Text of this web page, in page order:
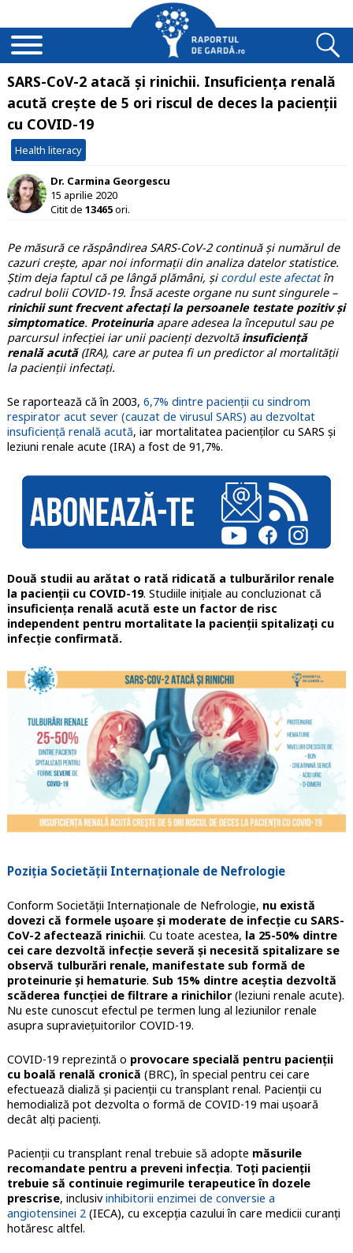
SARS-CoV-2 atacă și rinichii. Insuficiența renală
acută crește de 5 ori riscul de deces la pacienții
cu COVID-19
Health literacy
Dr. Carmina Georgescu
15 aprilie 2020
Citit de 13465ori.
Pe măsură ce răspândirea SARS-CoV-2 continuă și numărul de
cazuri crește, apar noi informații din analiza datelor statistice.
Știm deja faptul că pe lângă plămâni, și cordul este afectatîn
cadrul bolii COVID-19. Însă aceste organe nu sunt singurele –
rinichii sunt frecvent afectați la persoanele testate pozitiv și
simptomatice. Proteinuriaapare adesea la începutul sau pe
parcursul infecției iar unii pacienți dezvoltă insuficiență
renală acută(IRA), care ar putea fi un predictor al mortalității
la pacienții infectați.
Se raportează că în 2003, 6,7% dintre pacienții cu sindrom
respirator acut sever (cauzat de virusul SARS) au dezvoltat
insuficiență renală acută, iar mortalitatea pacienților cu SARS și
leziuni renale acute (IRA) a fost de 91,7%.
Două studii au arătat o rată ridicată a tulburărilor renale
la pacienții cu COVID-19. Studiile inițiale au concluzionat că
insuficiența renală acută este un factor de risc
independent pentru mortalitate la pacienții spitalizați cu
infecție confirmată.
Poziția Societății Internaționale de Nefrologie
Conform Societății Internaționale de Nefrologie, nu există
dovezi că formele ușoare și moderate de infecție cu SARS-
CoV-2 afectează rinichii. Cu toate acestea, la 25-50% dintre
cei care dezvoltă infecție severă și necesită spitalizare se
observă tulburări renale, manifestate sub formă de
proteinurie și hematurie. Sub 15% dintre aceștia dezvoltă
scăderea funcției de filtrare a rinichilor(leziuni renale acute).
Nu este cunoscut efectul pe termen lung al leziunilor renale
asupra supraviețuitorilor COVID-19.
COVID-19 reprezintă o provocare specială pentru pacienții
cu boală renală cronică (BRC), în special pentru cei care
efectuează dializă și pacienții cu transplant renal. Pacienții cu
hemodializă pot dezvolta o formă de COVID-19 mai ușoară
decât alți pacienți.
Pacienții cu transplant renal trebuie să adopte măsurile
recomandate pentru a preveni infecția. Toți pacienții
trebuie să continuie regimurile terapeutice în dozele
prescrise, inclusivinhibitorii enzimei de conversie a
angiotensinei 2 (IECA), cu excepția cazului în care medicii curanți
hotăresc altfel.